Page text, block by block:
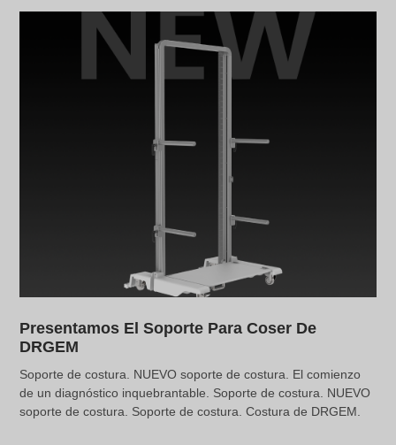
Presentamos El Soporte Para Coser De
DRGEM
Soporte de costura. NUEVO soporte de costura. El comienzo
de un diagnóstico inquebrantable. Soporte de costura. NUEVO
soporte de costura. Soporte de costura. Costura de DRGEM.